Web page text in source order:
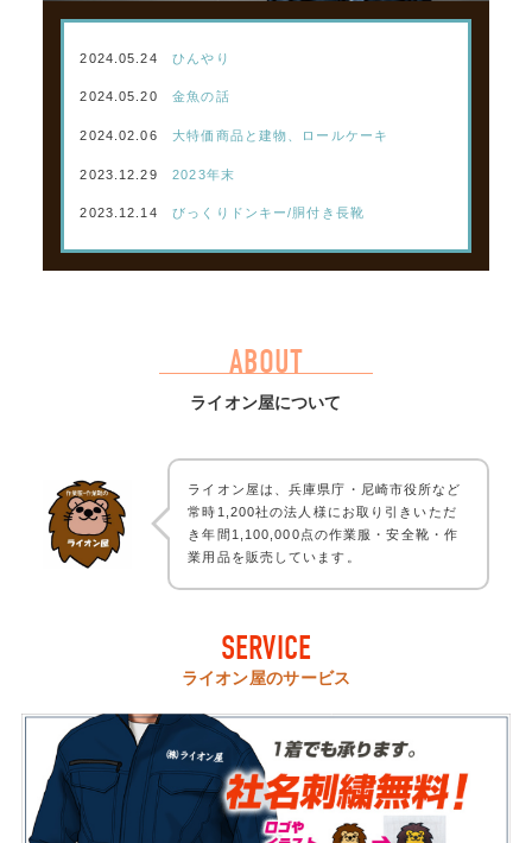
2024.05.24 ひんやり
2024.05.20 金魚の話
2024.02.06 大特価商品と建物、ロールケーキ
2023.12.29 2023年末
2023.12.14 びっくりドンキー/胴付き長靴
ABOUT
ライオン屋について
ライオン屋は、兵庫県庁・尼崎市役所など
常時1,200社の法人様にお取り引きいただ
き年間1,100,000点の作業服・安全靴・作
業用品を販売しています。
SERVICE
ライオン屋のサービス